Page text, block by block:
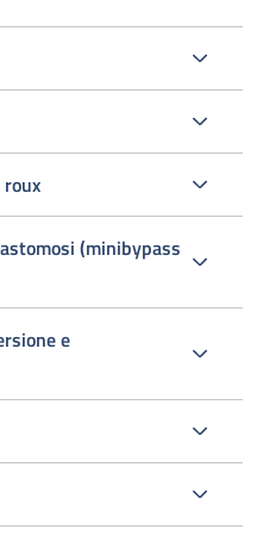
(minibypass
e